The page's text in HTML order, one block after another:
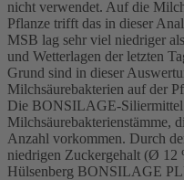
nicht verwendet. Auf die
Pflanze trifft das in dieser
MSB lag sehr viel niedriger
und Wetterlagen der letzten
Grund sind in dieser
Milchsäurebakterien auf der
Die BONSILAGE-Siliermittel
Milchsäurebakterienstämme,
Anzahl vorkommen. Durch
niedrigen Zuckergehalt (Ø
Hülsenberg BONSILAGE